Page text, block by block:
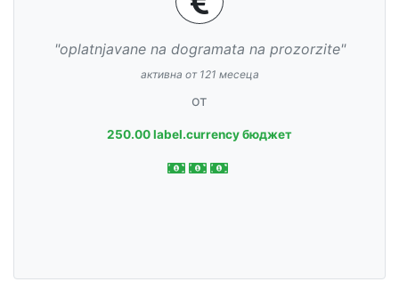
"oplatnjavane na dogramata na prozorzite"
активна от 121 месеца
от
250.00 label.currency бюджет